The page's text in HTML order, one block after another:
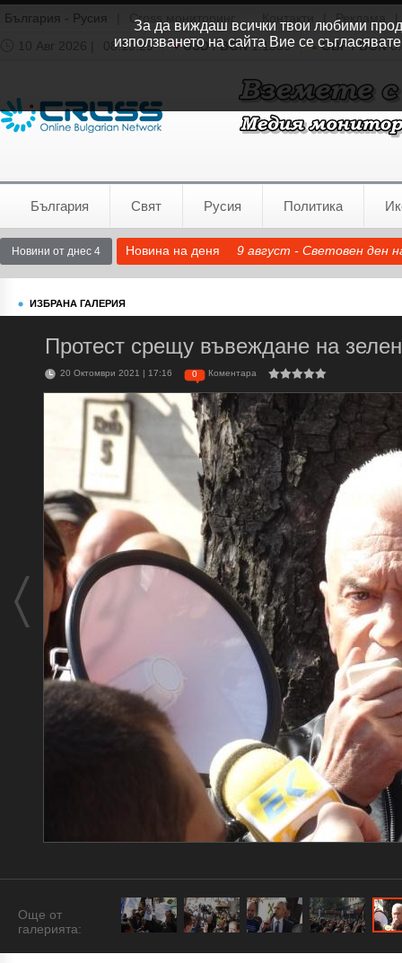
България - Русия Cross мониторинг Реклама
10 Авг 2026 |
08:19:30 USD / BGN1.1535 GBP / BGN
България Свят Русия Политика
Новини от днес 4 Новина на деня 9 август - Световен ден
ИЗБРАНА ГАЛЕРИЯ
Протест срещу въвеждане на
20 Октомври 2021 | 17:16 0 Коментара
Още от
галерията:
За да виждаш всички твои любими
използването на сайта Вие се